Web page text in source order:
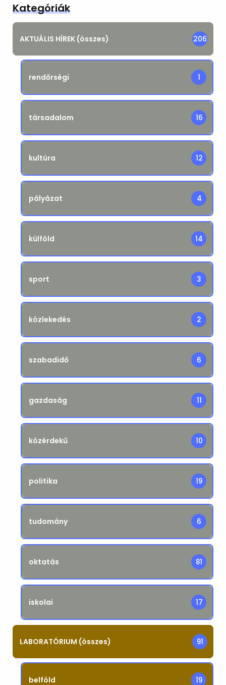
Kategóriák
AKTUÁLIS HÍREK (összes) 206
rendőrségi 1
társadalom 16
kultúra 12
pályázat 4
külföld 14
sport 3
közlekedés 2
szabadidő 6
gazdaság 11
közérdekű 10
politika 19
tudomány 6
oktatás 81
iskolai 17
LABORATÓRIUM (összes) 91
belföld 19